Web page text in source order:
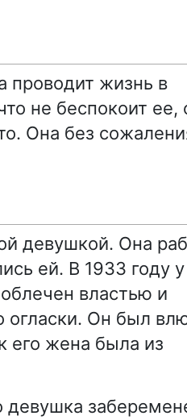
проводит жизнь в
не беспокоит ее,
Она без
девушкой. Она
ей. В 1933 году
властью и
огласки. Он был
его жена была из
девушка